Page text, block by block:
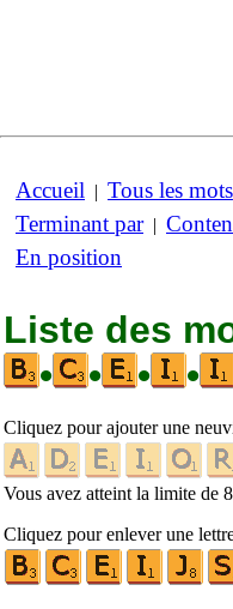
Accueil | Tous les mots
Terminant par|
En position
Liste des
•
• • •
Cliquez pour ajouter une
Vous avez atteint la limite de
Cliquez pour enlever une